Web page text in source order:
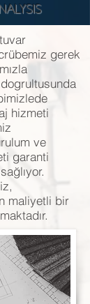
gerek
hizmeti
ve
garanti
maliyetli bir